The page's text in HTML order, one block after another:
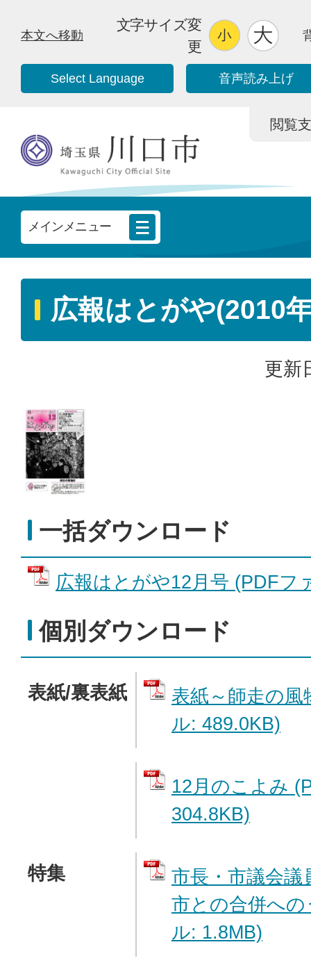
本文へ移動
文字サイズ変
更
Select Language 音声読み上げ
閲覧
メインメニュー
広報はとがや(2010
更新
一括ダウンロード
広報はとがや12月号 (PDFフ
個別ダウンロード
表紙/裏表紙
表紙～師走の
ル: 489.0KB)
12月のこよみ
304.8KB)
特集
市長・市議会議
市との合併へ
ル: 1.8MB)